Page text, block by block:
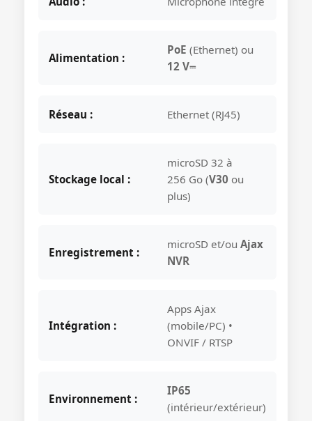
Alimentation :
PoE (Ethernet) ou
12 V⎓
Réseau : Ethernet (RJ45)
Stockage local :
microSD 32 à
256 Go (V30 ou
plus)
Enregistrement :
microSD et/ou Ajax
NVR
Intégration :
Apps Ajax
(mobile/PC) •
ONVIF / RTSP
Environnement :
IP65
(intérieur/extérieur)